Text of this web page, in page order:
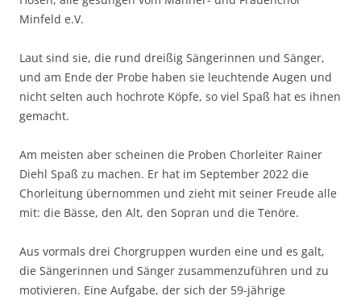
Minfeld e.V.
Laut sind sie, die rund dreißig Sängerinnen und Sänger,
und am Ende der Probe haben sie leuchtende Augen und
nicht selten auch hochrote Köpfe, so viel Spaß hat es ihnen
gemacht.
Am meisten aber scheinen die Proben Chorleiter Rainer
Diehl Spaß zu machen. Er hat im September 2022 die
Chorleitung übernommen und zieht mit seiner Freude alle
mit: die Bässe, den Alt, den Sopran und die Tenöre.
Aus vormals drei Chorgruppen wurden eine und es galt,
die Sängerinnen und Sänger zusammenzuführen und zu
motivieren. Eine Aufgabe, der sich der 59-jährige